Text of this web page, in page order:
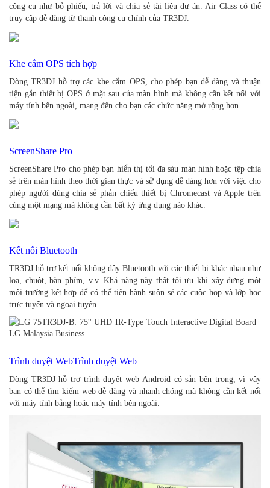
công cụ như bỏ phiếu, trả lời và chia sẻ tài liệu dự án. Air Class có thể
truy cập dễ dàng từ thanh công cụ chính của TR3DJ.
Khe cắm OPS tích hợp
Dòng TR3DJ hỗ trợ các khe cắm OPS, cho phép bạn dễ dàng và thuận
tiện gắn thiết bị OPS ở mặt sau của màn hình mà không cần kết nối với
máy tính bên ngoài, mang đến cho bạn các chức năng mở rộng hơn.
ScreenShare Pro
ScreenShare Pro cho phép bạn hiển thị tối đa sáu màn hình hoặc tệp chia
sẻ trên màn hình theo thời gian thực và sử dụng dễ dàng hơn với việc cho
phép người dùng chia sẻ phản chiếu thiết bị Chromecast và Apple trên
cùng một mạng mà không cần bất kỳ ứng dụng nào khác.
Kết nối Bluetooth
TR3DJ hỗ trợ kết nối không dây Bluetooth với các thiết bị khác nhau như
loa, chuột, bàn phím, v.v. Khả năng này thật tối ưu khi xây dựng một
môi trường kết hợp để có thể tiến hành suôn sẻ các cuộc họp và lớp học
trực tuyến và ngoại tuyến.
Trình duyệt WebTrình duyệt Web
Dòng TR3DJ hỗ trợ trình duyệt web Android có sẵn bên trong, vì vậy
bạn có thể tìm kiếm web dễ dàng và nhanh chóng mà không cần kết nối
với máy tính bảng hoặc máy tính bên ngoài.